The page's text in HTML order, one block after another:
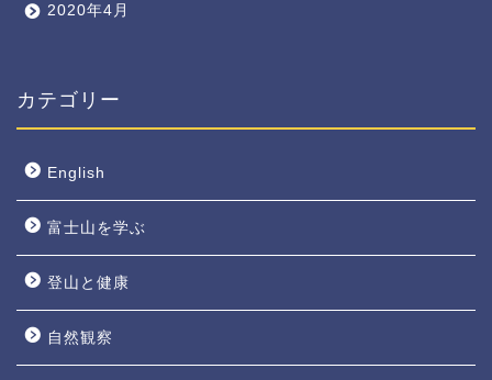
2020年4月
カテゴリー
English
富士山を学ぶ
登山と健康
自然観察